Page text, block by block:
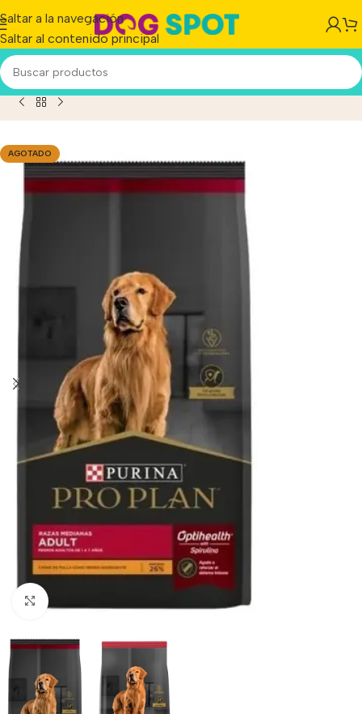
Saltar a la navegación
Saltar al contenido principal
Adulto De Raza Mediana Sabor Pollo Y Arroz x 15 kg
AGOTADO
Haga clic para ampliar